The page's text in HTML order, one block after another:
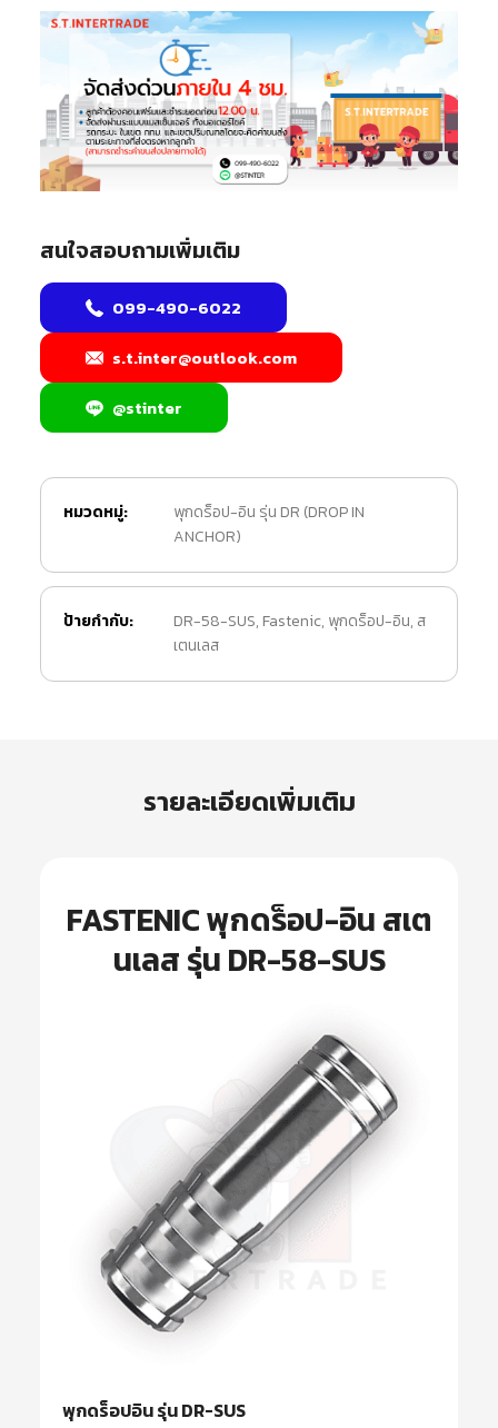
สนใจสอบถามเพิ่มเติม
099-490-6022
s.t.inter@outlook.com
@stinter
หมวดหมู่:
พุกดร็อป-อิน รุ่น DR (DROP IN
ANCHOR)
ป้ายกำกับ: DR-58-SUS, Fastenic, พุกดร็อป-อิน, ส
เตนเลส
รายละเอียดเพิ่มเติม
FASTENIC พุกดร็อป-อิน สเต
นเลส รุ่น DR-58-SUS
พุกดร็อปอิน รุ่น DR-SUS